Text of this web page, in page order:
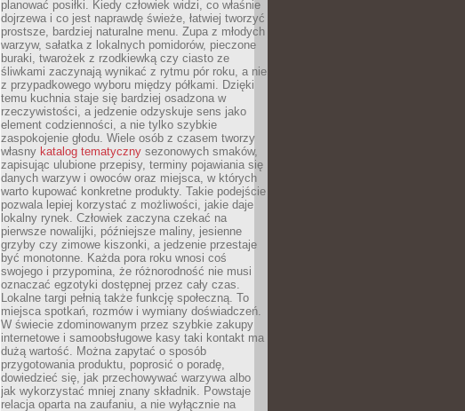
planować posiłki. Kiedy człowiek widzi, co właśnie
dojrzewa i co jest naprawdę świeże, łatwiej tworzyć
prostsze, bardziej naturalne menu. Zupa z młodych
warzyw, sałatka z lokalnych pomidorów, pieczone
buraki, twarożek z rzodkiewką czy ciasto ze
śliwkami zaczynają wynikać z rytmu pór roku, a nie
z przypadkowego wyboru między półkami. Dzięki
temu kuchnia staje się bardziej osadzona w
rzeczywistości, a jedzenie odzyskuje sens jako
element codzienności, a nie tylko szybkie
zaspokojenie głodu. Wiele osób z czasem tworzy
własny katalog tematyczny sezonowych smaków,
zapisując ulubione przepisy, terminy pojawiania się
danych warzyw i owoców oraz miejsca, w których
warto kupować konkretne produkty. Takie podejście
pozwala lepiej korzystać z możliwości, jakie daje
lokalny rynek. Człowiek zaczyna czekać na
pierwsze nowalijki, późniejsze maliny, jesienne
grzyby czy zimowe kiszonki, a jedzenie przestaje
być monotonne. Każda pora roku wnosi coś
swojego i przypomina, że różnorodność nie musi
oznaczać egzotyki dostępnej przez cały czas.
Lokalne targi pełnią także funkcję społeczną. To
miejsca spotkań, rozmów i wymiany doświadczeń.
W świecie zdominowanym przez szybkie zakupy
internetowe i samoobsługowe kasy taki kontakt ma
dużą wartość. Można zapytać o sposób
przygotowania produktu, poprosić o poradę,
dowiedzieć się, jak przechowywać warzywa albo
jak wykorzystać mniej znany składnik. Powstaje
relacja oparta na zaufaniu, a nie wyłącznie na